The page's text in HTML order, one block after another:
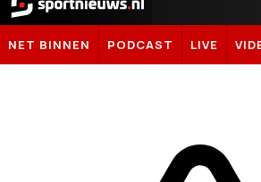
Sportnieuws.nl
NET BINNEN PODCAST LIVE